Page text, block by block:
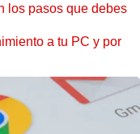
los pasos que debes
a tu PC y por